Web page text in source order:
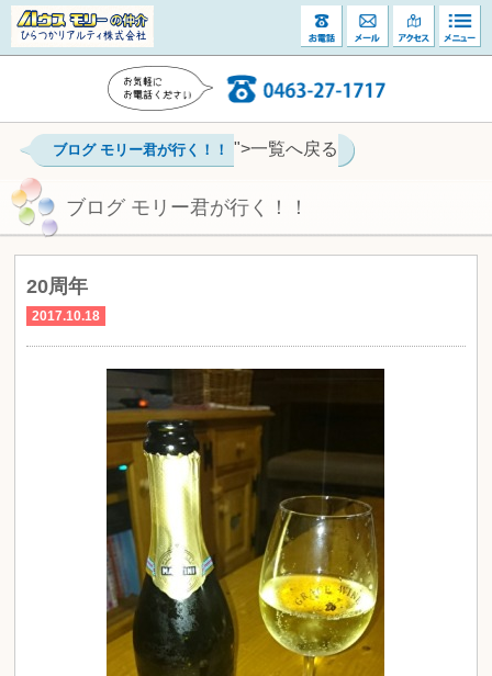
ブログ モリー君が行く！！ ">一覧へ戻る
ブログ モリー君が行く！！
20周年
2017.10.18